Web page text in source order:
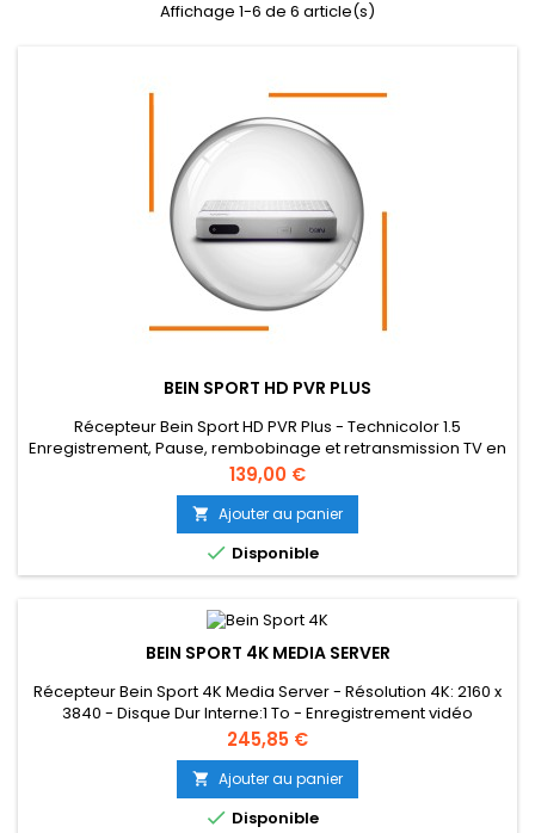
Affichage 1-6 de 6 article(s)
BEIN SPORT HD PVR PLUS
Récepteur Bein Sport HD PVR Plus - Technicolor 1.5
Enregistrement, Pause, rembobinage et retransmission TV en
direct plus de 2500 titres de divertissement gratuits et des
événements sportifs Multi-Languages Résolution: Full HD
1080p Dolby Audio Compatible Atmos - Port USB Connectivité
Sans Fil: WiFi
Prix
139,00 €
 Ajouter au panier
 Disponible
BEIN SPORT 4K MEDIA SERVER
Récepteur Bein Sport 4K Media Server - Résolution 4K: 2160 x
3840 - Disque Dur Interne:1 To - Enregistrement vidéo
personnel - Pause - Retour - Dolby Audio Compatible Atmos
- Enregistrement 3 programmes et poursuivre un 4 eme
- Connectivité Sans Fil: WiFi - Couleur: Blanc
Prix
245,85 €
 Ajouter au panier
 Disponible